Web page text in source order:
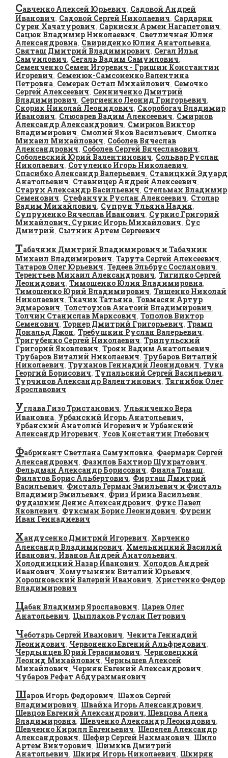
Савченко Алексей Юрьевич, Садовой Андрей
Иванович, Садовой Сергей Николаевич, Сардарян
Сурен Хачатурович, Саркисян Армен Нагапетович,
Сацюк Владимир Николаевич, Светличная Юлия
Александровна, Свириденко Юлия Анатольевна,
Святаш Дмитрий Владимирович, Сегал Илья
Самуилович, Сегаль Вадим Самуилович,
Семенченко Семен Игоревич - Гришин Константин
Игоревич, Семенюк-Самсоненко Валентина
Петровна, Семерак Остап Михайлович, Семочко
Сергей Алексеевич, Сенниченко Дмитрий
Владимирович, Сергиенко Леонид Григорьевич,
Скорик Николай Леонидович, Скоробогач Владимир
Иванович, Слюсарев Вадим Алексеевич, Смирнов
Александр Александрович, Смирнов Виктор
Владимирович, Смолий Яков Васильевич, Смолка
Михаил Михайлович, Соболев Вячеслав
Александрович, Соболев Сергей Вячеславович,
Соболевский Юрий Валентинович, Сольвар Руслан
Николаевич, Сотуленко Игорь Николаевич,
Спасибко Александр Валерьевич, Ставицкий Эдуард
Анатольевич, Ставницер Андрей Алексеевич,
Старух Александр Васильевич, Стельмах Владимир
Семенович, Стефанчук Руслан Алексеевич, Столар
Вадим Михайлович, Супрун Ульяна Надия,
Супруненко Вячеслав Иванович, Суркис Григорий
Михайлович, Суркис Игорь Михайлович, Сус
Дмитрий, Сытник Артем Сергеевич
Табачник Дмитрий Владимирович и Табачник
Михаил Владимирович, Тарута Сергей Алексеевич,
Татаров Олег Юрьевич, Тедеев Эльбрус Сосланович,
Терентьев Михаил Александрович, Тигипко Сергей
Леонидович, Тимошенко Юлия Владимировна,
Тимошенко Юрий Владимирович, Тищенко Николай
Николаевич, Ткачик Татьяна, Товмасян Артур
Эдмарович, Толстоухов Анатоий Владимирович,
Толчин Станислав Марксович, Тополов Виктор
Семенович, Торнер Дмитрий Григорьевич, Трамп
Дональд Джон, Требушкин Руслан Валерьевич,
Тригубенко Сергей Николаевич, Трипульский
Григорий Яковлевич, Троян Вадим Анатольевич,
Трубаров Виталий Николаевич, Трубаров Виталий
Николаевич, Труханов Геннадий Леонидович, Тука
Георгий Борисович, Тупальский Сергей Васильевич,
Турчинов Александр Валентинович, Тягнибок Олег
Ярославович
Углава Гизо Тристанович, Ульянченко Вера
Ивановна, Урбанский Игорь Анатольевич,
Урбанский Анатолий Игоревич и Урбанский
Александр Игоревич, Усов Константин Глебович
Фабрикант Светлана Самуиловна, Фаермарк Сергей
Александрович, Фазилов Бахтиор Шухратович,
Фельдман Александр Борисович, Фиала Томаш,
Филатов Борис Альбертович, Фирташ Дмитрий
Васильевич, Фисталь Герман Эмильевич и Фисталь
Владимир Эмильевич, Фриз Ирина Васильевн,
Фудашкин Денис Александрович, Фукс Павел
Яковлевич, Фуксман Борис Леонидович, Фурсин
Иван Геннадиевич
Хандусенко Дмитрий Игоревич, Харченко
Александр Владимирович, Хмельницкий Василий
Иванович, Иванов Андрей Анатольевич,
Холодницкий Назар Иванович, Холодов Андрей
Иванович, Хомутынник Виталий Юрьевич,
Хорошковский Валерий Иванович, Христенко Федор
Владимирович
Цабак Владимир Ярославович, Царев Олег
Анатольевич, Цыплаков Руслан Петрович
Чеботарь Сергей Иванович, Чекита Геннадий
Леонидович, Червоненко Евгений Альфредович,
Чердынцев Юрий Герасимович, Черновецкий
Леонид Михайлович, Чернышев Алексей
Михайлович, Черняк Евгений Александрович,
Чубаров Рефат Абдурахманович
Шаров Игорь Федорович, Шахов Сергей
Владимирович, Швайка Игорь Александрович,
Шевцов Евгений Александрович, Шевцова Алена
Владимировна, Шевченко Александр Леонидович,
Шевченко Кирилл Евгеньевич, Шепелев Александр
Александрович, Шефир Сергей Нахманович, Шило
Артем Викторович, Шимкив Дмитрий
Анатольевич, Шкиря Игорь Николаевич, Шкиряк